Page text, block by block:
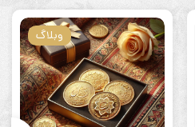
وبلاگ